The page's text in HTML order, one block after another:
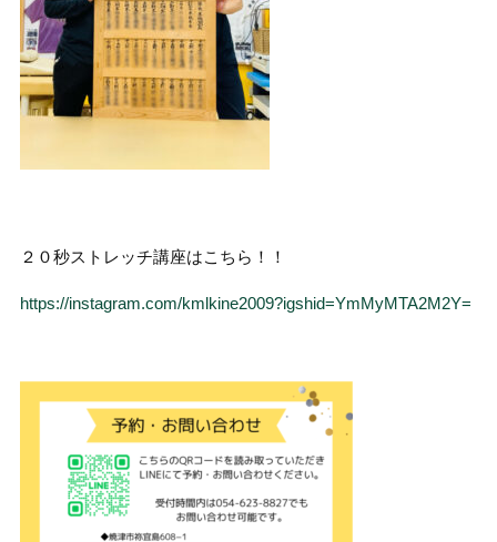
２０秒ストレッチ講座はこちら！！
https://instagram.com/kmlkine2009?igshid=YmMyMTA2M2Y=